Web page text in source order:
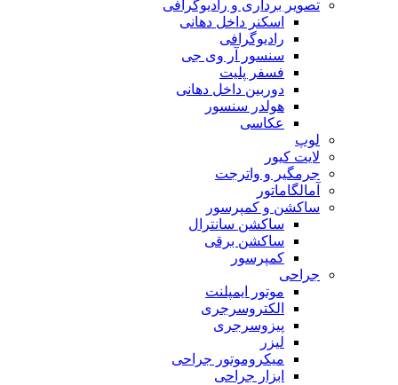
تصویر برداری و رادیوگرافی
اسکنر داخل دهانی
رادیوگرافی
سنسور آر وی جی
فسفر پلیت
دوربین داخل دهانی
هولدر سنسور
عکاسی
لوپ
لایت کیور
جرمگیر و واترجت
آمالگاماتور
ساکشن و کمپرسور
ساکشن سانترال
ساکشن برقی
کمپرسور
جراحی
موتور ایمپلنت
الکتروسرجری
پیزوسرجری
لیزر
میکروموتور جراحی
ابزار جراحی